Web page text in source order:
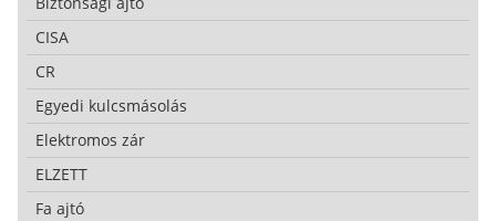
CISA
CR
Egyedi kulcsmásolás
Elektromos zár
ELZETT
Fa ajtó